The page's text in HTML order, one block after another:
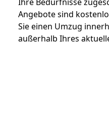
Angebote sind
Sie einen Umzug
außerhalb Ihres